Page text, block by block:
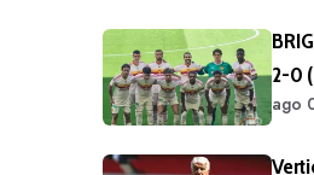
2-0
40'):
ago